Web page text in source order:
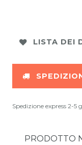
LISTA DEI
Spedizione express 2-5
PRODOTTO